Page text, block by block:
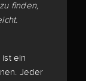
finden,
ein
Jeder